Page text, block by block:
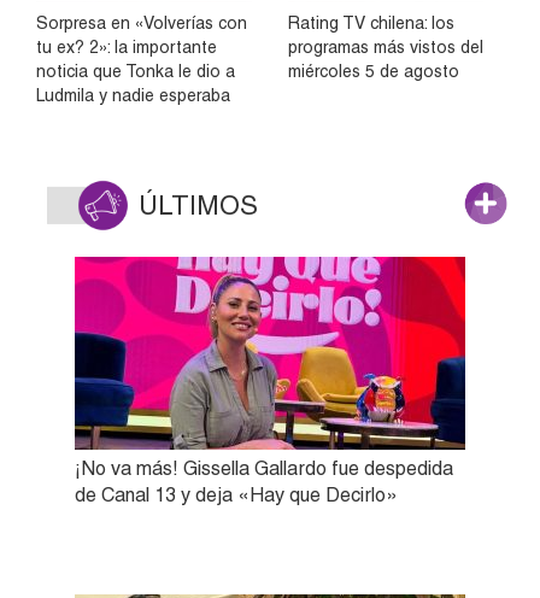
Sorpresa en «Volverías con
tu ex? 2»: la importante
noticia que Tonka le dio a
Ludmila y nadie esperaba
Rating TV chilena: los
programas más vistos del
miércoles 5 de agosto
ÚLTIMOS
¡No va más! Gissella Gallardo fue despedida
de Canal 13 y deja «Hay que Decirlo»